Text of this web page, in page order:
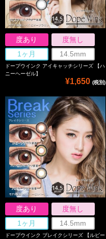
度あり
度無し
1ヶ月
14.5mm
ドープウインク アイキャッチシリーズ 【ハ
ニーヘーゼル】
¥1,650 (税別)
度あり
度無し
1ヶ月
14.5mm
ドープウインク ブレイクシリーズ 【ルビー